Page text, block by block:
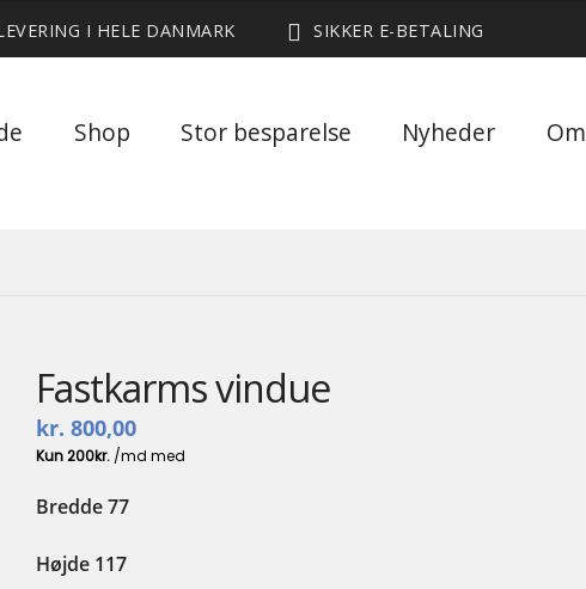
I HELE DANMARK SIKKER E-BETALING
Shop Stor besparelse Nyheder Om
Fastkarms vindue
kr. 800,00
Bredde 77
Højde 117